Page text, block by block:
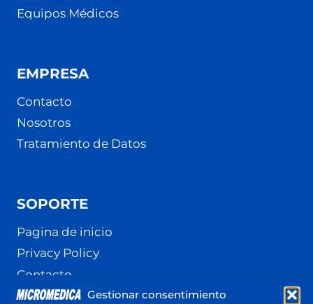
Gestionar consentimiento
Equipos Médicos
EMPRESA
Contacto
Nosotros
Tratamiento de Datos
SOPORTE
Pagina de inicio
Privacy Policy
Contacto
Terminos y Condiciones